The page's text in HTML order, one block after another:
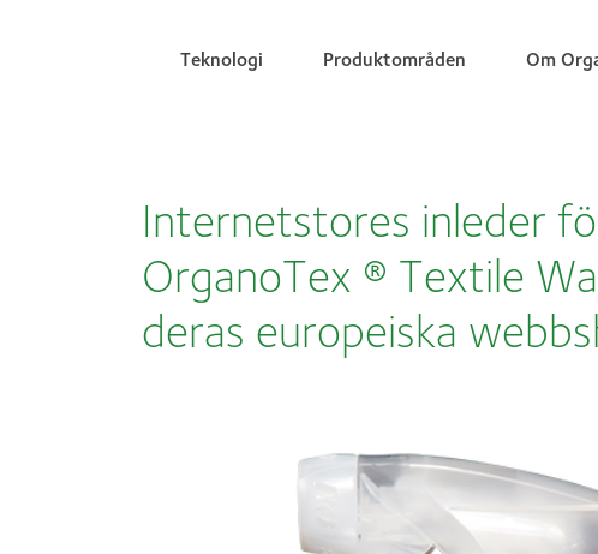
Teknologi Produktområden Om
Internetstores inleder
OrganoTex ® Textile
deras europeiska